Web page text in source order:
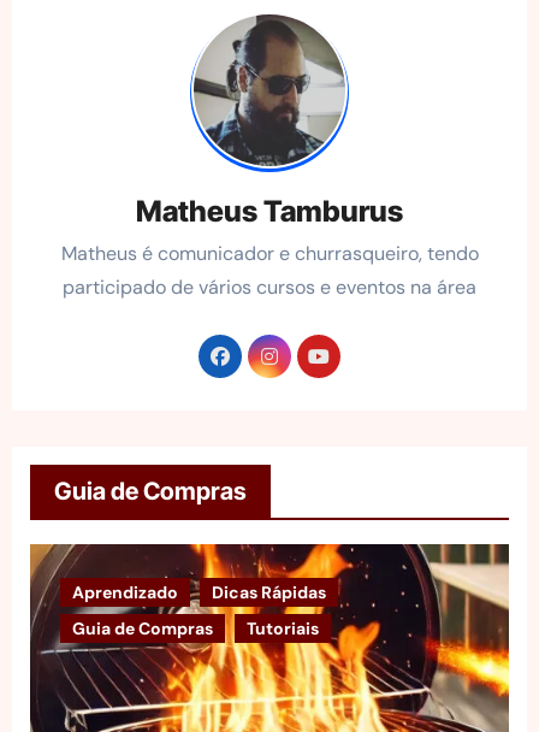
Matheus Tamburus
Matheus é comunicador e churrasqueiro, tendo
participado de vários cursos e eventos na área
Guia de Compras
Aprendizado
Dicas Rápidas
Guia de Compras
Tutoriais